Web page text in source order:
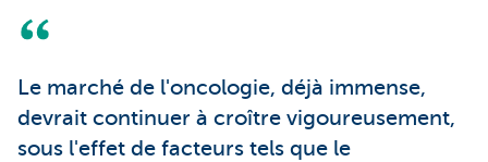
Le marché de l'oncologie, déjà immense,
devrait continuer à croître vigoureusement,
sous l'effet de facteurs tels que le